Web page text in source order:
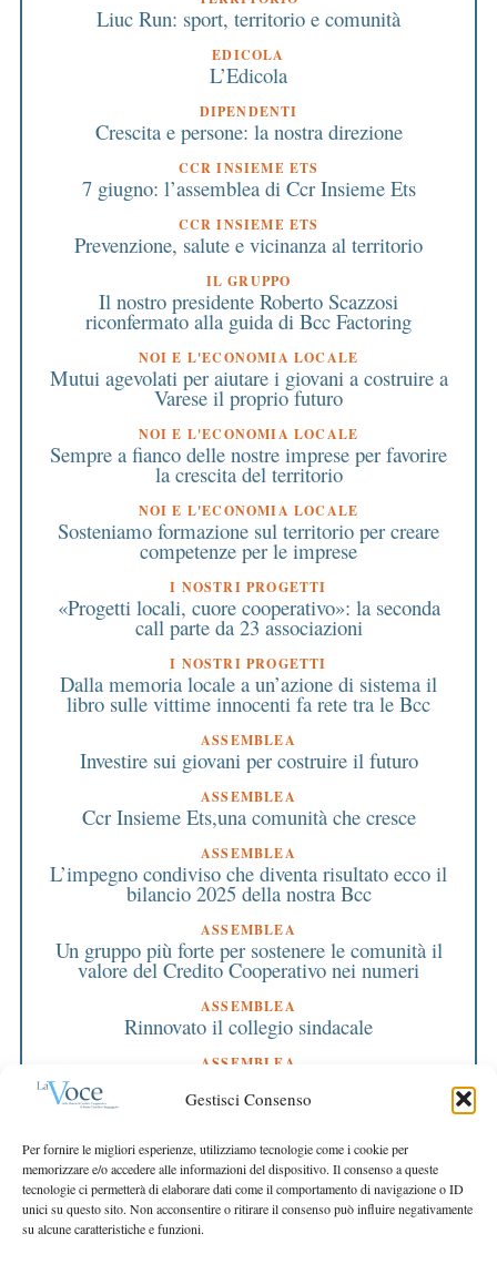
Gestisci Consenso
Per fornire le migliori esperienze, utilizziamo tecnologie come i cookie per
memorizzare e/o accedere alle informazioni del dispositivo. Il consenso a queste
tecnologie ci permetterà di elaborare dati come il comportamento di navigazione o ID
unici su questo sito. Non acconsentire o ritirare il consenso può influire negativamente
su alcune caratteristiche e funzioni.
Liuc Run: sport, territorio e comunità
EDICOLA
L’Edicola
DIPENDENTI
Crescita e persone: la nostra direzione
CCR INSIEME ETS
7 giugno: l’assemblea di Ccr Insieme Ets
CCR INSIEME ETS
Prevenzione, salute e vicinanza al territorio
IL GRUPPO
Il nostro presidente Roberto Scazzosi
riconfermato alla guida di Bcc Factoring
NOI E L'ECONOMIA LOCALE
Mutui agevolati per aiutare i giovani a costruire a
Varese il proprio futuro
NOI E L'ECONOMIA LOCALE
Sempre a fianco delle nostre imprese per favorire
la crescita del territorio
NOI E L'ECONOMIA LOCALE
Sosteniamo formazione sul territorio per creare
competenze per le imprese
I NOSTRI PROGETTI
«Progetti locali, cuore cooperativo»: la seconda
call parte da 23 associazioni
I NOSTRI PROGETTI
Dalla memoria locale a un’azione di sistema il
libro sulle vittime innocenti fa rete tra le Bcc
ASSEMBLEA
Investire sui giovani per costruire il futuro
ASSEMBLEA
Ccr Insieme Ets,una comunità che cresce
ASSEMBLEA
L’impegno condiviso che diventa risultato ecco il
bilancio 2025 della nostra Bcc
ASSEMBLEA
Un gruppo più forte per sostenere le comunità il
valore del Credito Cooperativo nei numeri
ASSEMBLEA
Rinnovato il collegio sindacale
ASSEMBLEA
Bilancio approvato all’unanimità e 2 milioni
destinati al territorio
EDITORIALE DIRETTORE
Crescere restando riconoscibili
EDITORIALE PRESIDENTE
Costruire futuro insieme